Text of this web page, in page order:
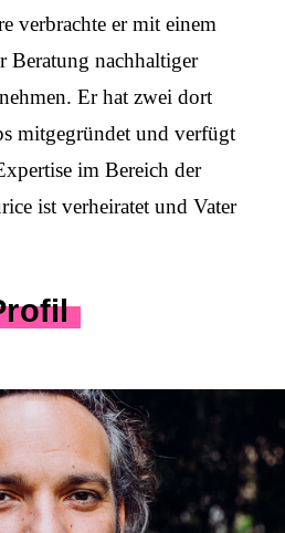
verbrachte er mit einem
Beratung nach­haltiger
Er hat zwei dort
mitgegründet und verfügt
im Bereich der
ist verheiratet und Vater